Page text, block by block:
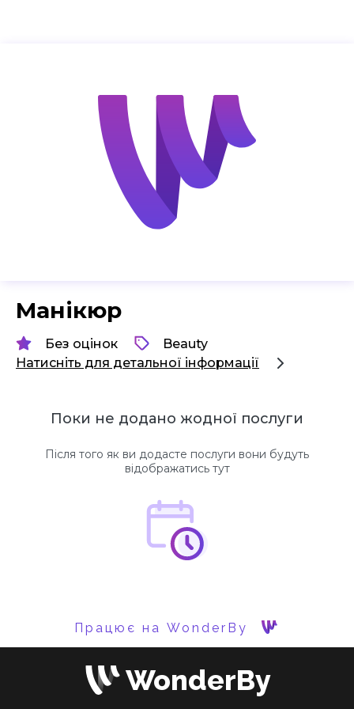
Манікюр
Без оцінок
Beauty
Натисніть для детальної інформації
Поки не додано жодної послуги
Після того як ви додасте послуги вони будуть
відображатись тут
Працює на WonderBy
WonderBy